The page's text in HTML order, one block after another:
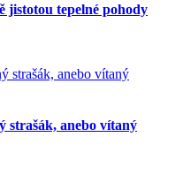
jistotou tepelné pohody
strašák, anebo vítaný